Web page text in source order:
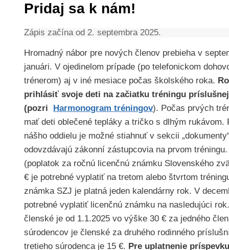
Pridaj sa k nám!
Zápis začína od 2. septembra 2025.
Hromadný nábor pre nových členov prebieha v
januári. V ojedinelom prípade (po telefonickom
trénerom) aj v iné mesiace počas školského roka.
prihlásiť svoje deti na začiatku tréningu
(pozri
Harmonogram tréningov). Počas prvých
mať deti oblečené tepláky a tričko s dlhým rukávom.
nášho oddielu je možné stiahnuť v sekcii
odovzdávajú zákonní zástupcovia na prvom
(poplatok za ročnú licenčnú známku Slovenského
€ je potrebné vyplatiť na tretom alebo štvrtom
známka SZJ je platná jeden kalendárny rok. V
potrebné vyplatiť licenčnú známku na nasledujúci
členské je od 1.1.2025 vo výške 30 € za jedného
súrodencov je členské za druhého rodinného
tretieho súrodenca je 15 €. Pre uplatnenie